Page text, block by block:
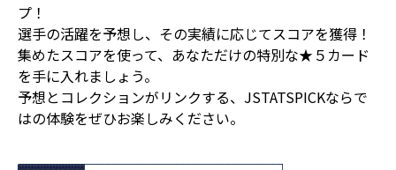
プ！
選手の活躍を予想し、その実績に応じてスコアを獲得！
集めたスコアを使って、あなただけの特別な★５カード
を手に入れましょう。
予想とコレクションがリンクする、JSTATSPICKならで
はの体験をぜひお楽しみください。